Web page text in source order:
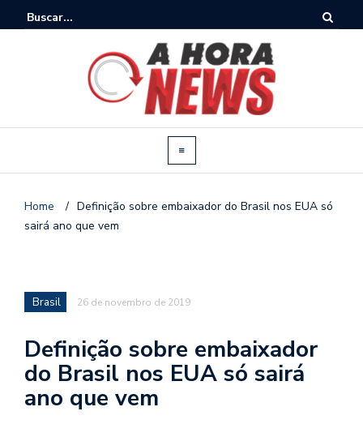
Home / Definição sobre embaixador do Brasil nos EUA só
sairá ano que vem
Brasil 26 de novembro de 2019
Definição sobre embaixador
do Brasil nos EUA só sairá
ano que vem